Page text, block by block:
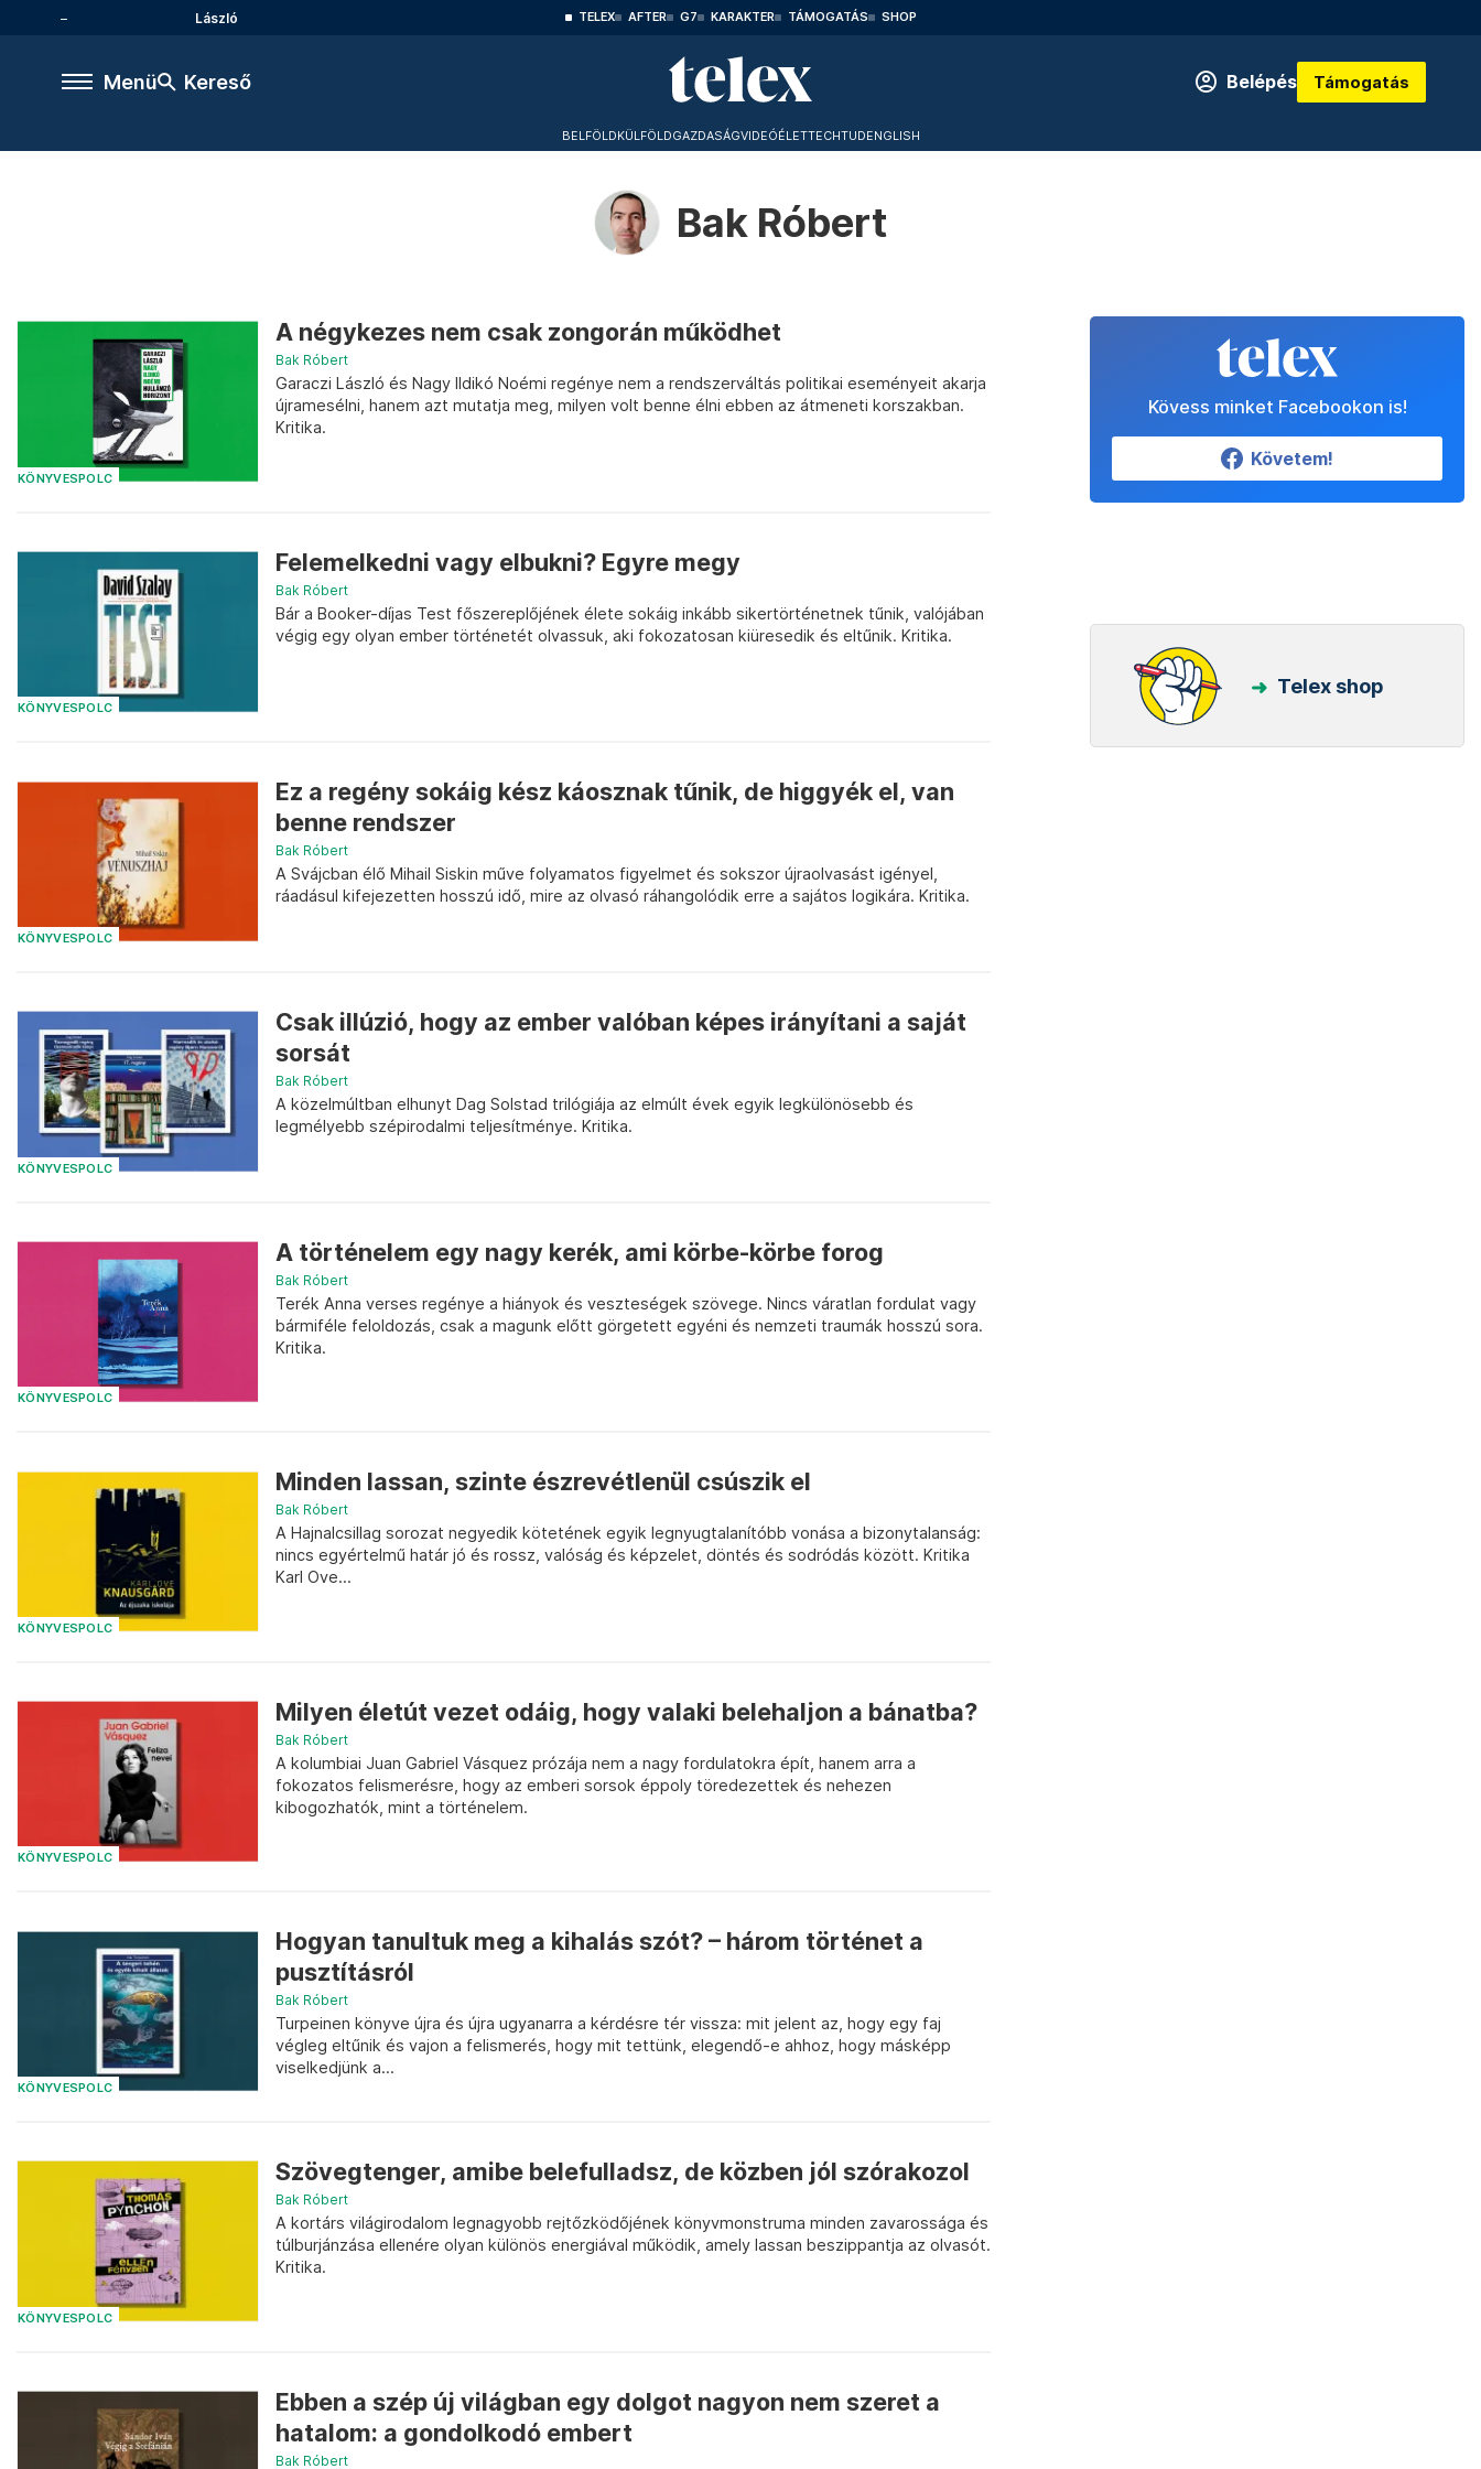
László TELEX AFTER G7 KARAKTER TÁMOGATÁS SHOP
Menü Kereső Belépés Támogatás
BELFÖLDKÜLFÖLDGAZDASÁGVIDEÓÉLETTECHTUDENGLISH
Bak Róbert
KÖNYVESPOLC
A négykezes nem csak zongorán működhet
Bak Róbert
Garaczi László és Nagy Ildikó Noémi regénye nem a rendszerváltás politikai eseményeit akarja
újramesélni, hanem azt mutatja meg, milyen volt benne élni ebben az átmeneti korszakban.
Kritika.
KÖNYVESPOLC
Felemelkedni vagy elbukni? Egyre megy
Bak Róbert
Bár a Booker-díjas Test főszereplőjének élete sokáig inkább sikertörténetnek tűnik, valójában
végig egy olyan ember történetét olvassuk, aki fokozatosan kiüresedik és eltűnik. Kritika.
KÖNYVESPOLC
Ez a regény sokáig kész káosznak tűnik, de higgyék el, van
benne rendszer
Bak Róbert
A Svájcban élő Mihail Siskin műve folyamatos figyelmet és sokszor újraolvasást igényel,
ráadásul kifejezetten hosszú idő, mire az olvasó ráhangolódik erre a sajátos logikára. Kritika.
KÖNYVESPOLC
Csak illúzió, hogy az ember valóban képes irányítani a saját
sorsát
Bak Róbert
A közelmúltban elhunyt Dag Solstad trilógiája az elmúlt évek egyik legkülönösebb és
legmélyebb szépirodalmi teljesítménye. Kritika.
KÖNYVESPOLC
A történelem egy nagy kerék, ami körbe-körbe forog
Bak Róbert
Terék Anna verses regénye a hiányok és veszteségek szövege. Nincs váratlan fordulat vagy
bármiféle feloldozás, csak a magunk előtt görgetett egyéni és nemzeti traumák hosszú sora.
Kritika.
KÖNYVESPOLC
Minden lassan, szinte észrevétlenül csúszik el
Bak Róbert
A Hajnalcsillag sorozat negyedik kötetének egyik legnyugtalanítóbb vonása a bizonytalanság:
nincs egyértelmű határ jó és rossz, valóság és képzelet, döntés és sodródás között. Kritika
Karl Ove...
KÖNYVESPOLC
Milyen életút vezet odáig, hogy valaki belehaljon a bánatba?
Bak Róbert
A kolumbiai Juan Gabriel Vásquez prózája nem a nagy fordulatokra épít, hanem arra a
fokozatos felismerésre, hogy az emberi sorsok éppoly töredezettek és nehezen
kibogozhatók, mint a történelem.
KÖNYVESPOLC
Hogyan tanultuk meg a kihalás szót? – három történet a
pusztításról
Bak Róbert
Turpeinen könyve újra és újra ugyanarra a kérdésre tér vissza: mit jelent az, hogy egy faj
végleg eltűnik és vajon a felismerés, hogy mit tettünk, elegendő-e ahhoz, hogy másképp
viselkedjünk a...
KÖNYVESPOLC
Szövegtenger, amibe belefulladsz, de közben jól szórakozol
Bak Róbert
A kortárs világirodalom legnagyobb rejtőzködőjének könyvmonstruma minden zavarossága és
túlburjánzása ellenére olyan különös energiával működik, amely lassan beszippantja az olvasót.
Kritika.
Ebben a szép új világban egy dolgot nagyon nem szeret a
hatalom: a gondolkodó embert
Bak Róbert
Kövess minket Facebookon is!
Követem!
Telex shop